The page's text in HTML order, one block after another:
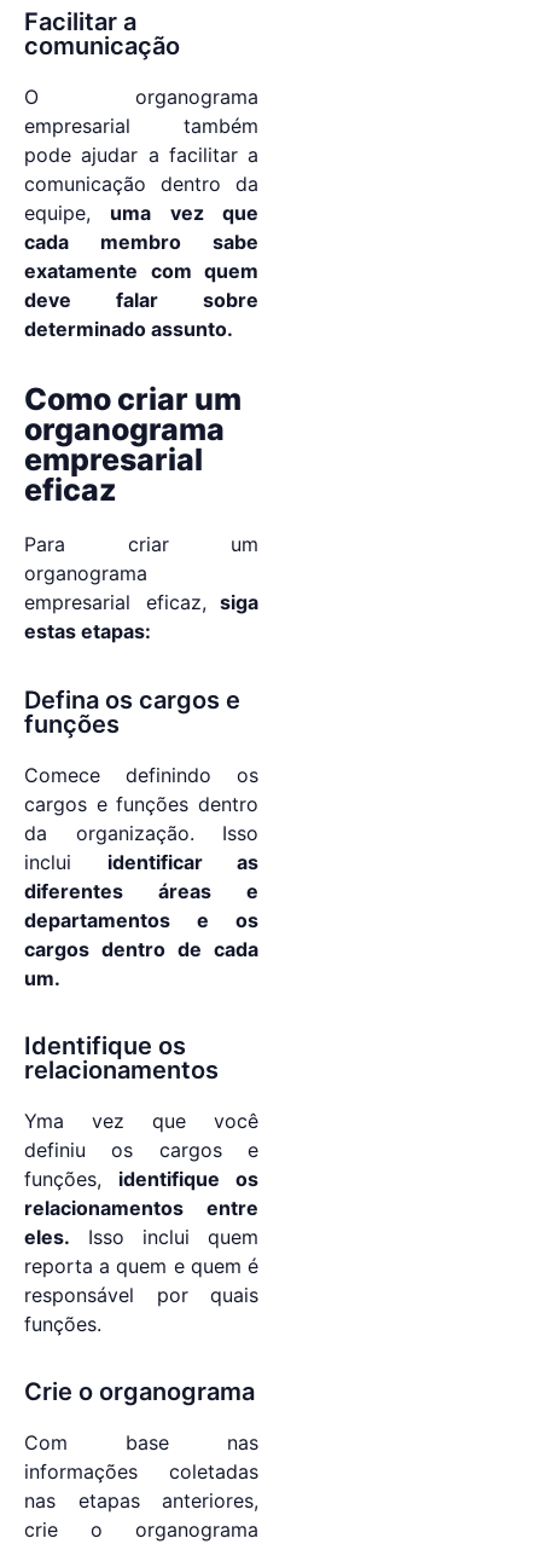
Facilitar a
comunicação
O organograma
empresarial também
pode ajudar a facilitar a
comunicação dentro da
equipe, uma vez que
cada membro sabe
exatamente com quem
deve falar sobre
determinado assunto.
Como criar um
organograma
empresarial
eficaz
Para criar um
organograma
empresarial eficaz,siga
estas etapas:
Defina os cargos e
funções
Comece definindo os
cargos e funções dentro
da organização. Isso
inclui identificar as
diferentes áreas e
departamentos e os
cargos dentro de cada
um.
Identifique os
relacionamentos
Yma vez que você
definiu os cargos e
funções, identifique os
relacionamentos entre
eles. Isso inclui quem
reporta a quem e quem é
responsável por quais
funções.
Crie o organograma
Com base nas
informações coletadas
nas etapas anteriores,
crie o organograma